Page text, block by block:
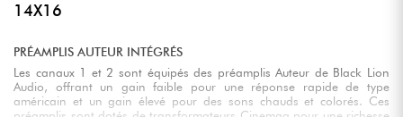
14X16
PRÉAMPLIS AUTEUR INTÉGRÉS
Les canaux 1 et 2 sont équipés des préamplis Auteur de Black Lion
Audio, offrant un gain faible pour une réponse rapide de type
américain et un gain élevé pour des sons chauds et colorés. Ces